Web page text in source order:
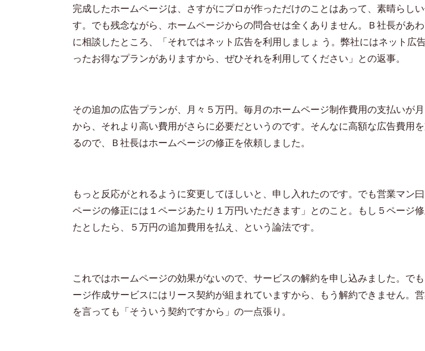
完成したホームページは、さすがにプロが作っただけのことはあって、素晴らし
す。でも残念ながら、ホームページからの問合せは全くありません。Ｂ社長があ
に相談したところ、「それではネット広告を利用しましょ う。弊社にはネット広
ったお得なプランがありますから、ぜひそれを利用してください」との返事。
その追加の広告プランが、月々５万円。毎月のホームページ制作費用の支払いが
から、それより高い費用がさらに必要だというのです。そんなに高額な広告費用
るので、Ｂ社長はホームページの修正を依頼しました。
もっと反応がとれるように変更してほしいと、申し入れたのです。でも営業マン
ページの修正には１ページあたり１万円いただきます」とのこと。もし５ページ
たとしたら、５万円の追加費用を払え、という論法です。
これではホームページの効果がないので、サービスの解約を申し込みました。で
ージ作成サービスにはリース契約が組まれていますから、もう解約できません。
を言っても「そういう契約ですから」の一点張り。